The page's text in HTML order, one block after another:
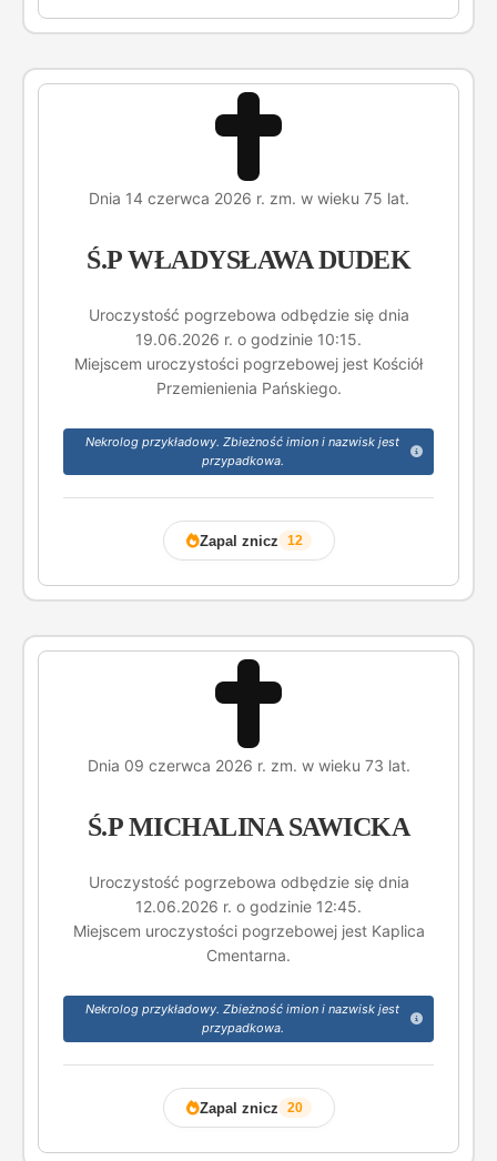
Dnia 14 czerwca 2026 r. zm. w wieku 75 lat.
Ś.P WŁADYSŁAWA DUDEK
Uroczystość pogrzebowa odbędzie się dnia
19.06.2026 r. o godzinie 10:15.
Miejscem uroczystości pogrzebowej jest Kościół
Przemienienia Pańskiego.
Nekrolog przykładowy. Zbieżność imion i nazwisk jest
przypadkowa.
Zapal znicz 12
Dnia 09 czerwca 2026 r. zm. w wieku 73 lat.
Ś.P MICHALINA SAWICKA
Uroczystość pogrzebowa odbędzie się dnia
12.06.2026 r. o godzinie 12:45.
Miejscem uroczystości pogrzebowej jest Kaplica
Cmentarna.
Nekrolog przykładowy. Zbieżność imion i nazwisk jest
przypadkowa.
Zapal znicz 20